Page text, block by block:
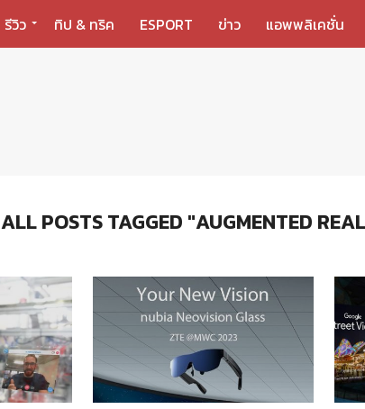
รีวิว ทิป & ทริค ESPORT ข่าว แอพพลิเคชั่น
ALL POSTS TAGGED "AUGMENTED